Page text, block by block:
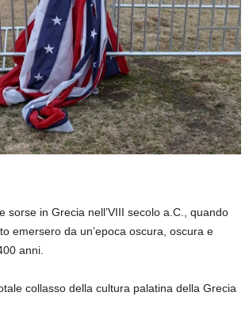
sorse in Grecia nell’VIII secolo a.C., quando
emersero da un’epoca oscura, oscura e
anni.
collasso della cultura palatina della Grecia